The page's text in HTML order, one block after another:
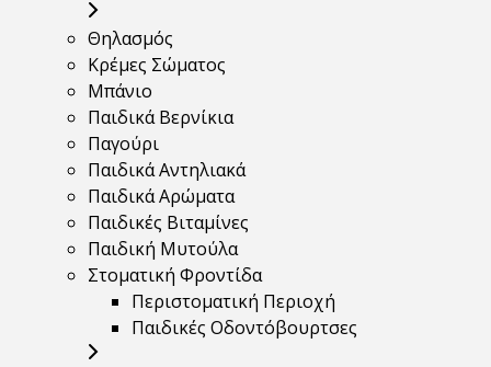
Θηλασμός
Κρέμες Σώματος
Μπάνιο
Παιδικά Βερνίκια
Παγούρι
Παιδικά Αντηλιακά
Παιδικά Αρώματα
Παιδικές Βιταμίνες
Παιδική Μυτούλα
Στοματική Φροντίδα
Περιστοματική Περιοχή
Παιδικές Οδοντόβουρτσες